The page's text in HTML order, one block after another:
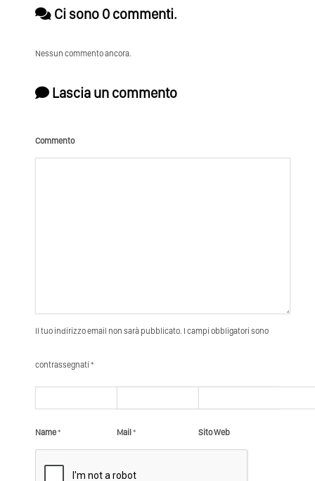
Ci sono 0 commenti.
Nessun commento ancora.
Lascia un commento
Commento
Il tuo indirizzo email non sarà pubblicato. I campi obbligatori sono
contrassegnati *
Name* Mail* Sito Web